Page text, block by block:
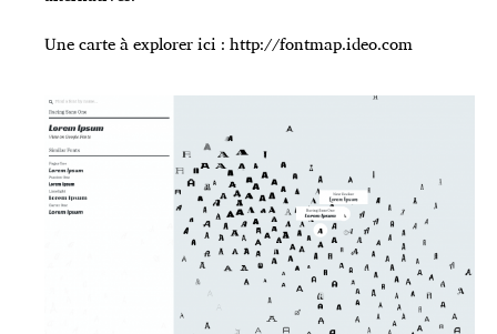
Une carte à explorer ici : http://fontmap.ideo.com